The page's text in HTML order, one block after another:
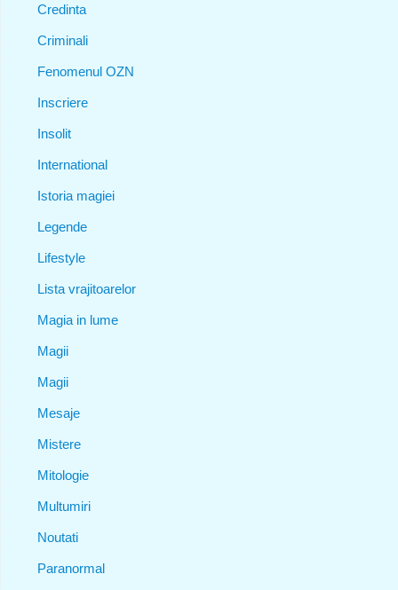
Credinta
Criminali
Fenomenul OZN
Inscriere
Insolit
International
Istoria magiei
Legende
Lifestyle
Lista vrajitoarelor
Magia in lume
Magii
Magii
Mesaje
Mistere
Mitologie
Multumiri
Noutati
Paranormal